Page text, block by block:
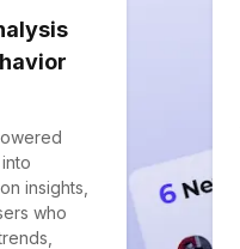
insights,
who